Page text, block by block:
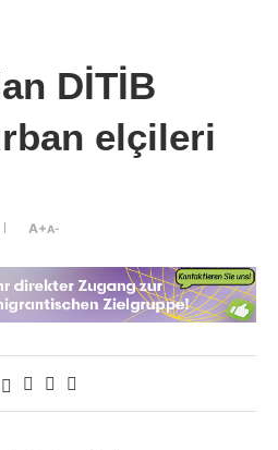
DİTİB
elçileri
A+A-